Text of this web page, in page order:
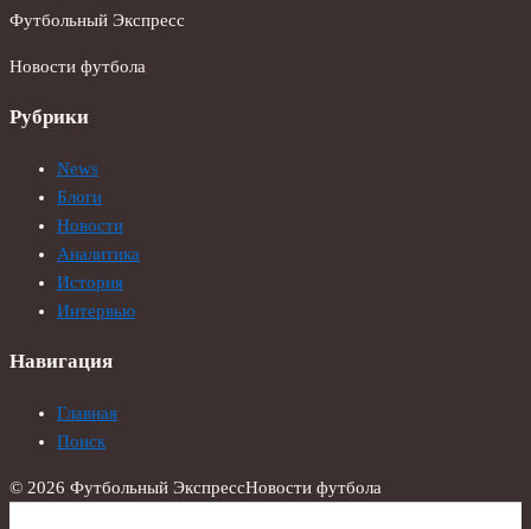
Футбольный Экспресс
Новости футбола
Рубрики
News
Блоги
Новости
Аналитика
История
Интервью
Навигация
Главная
Поиск
© 2026 Футбольный ЭкспрессНовости футбола